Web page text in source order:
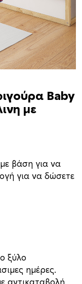
Baby
με
βάση για να
για να δώσετε
ξύλο
ημέρες.